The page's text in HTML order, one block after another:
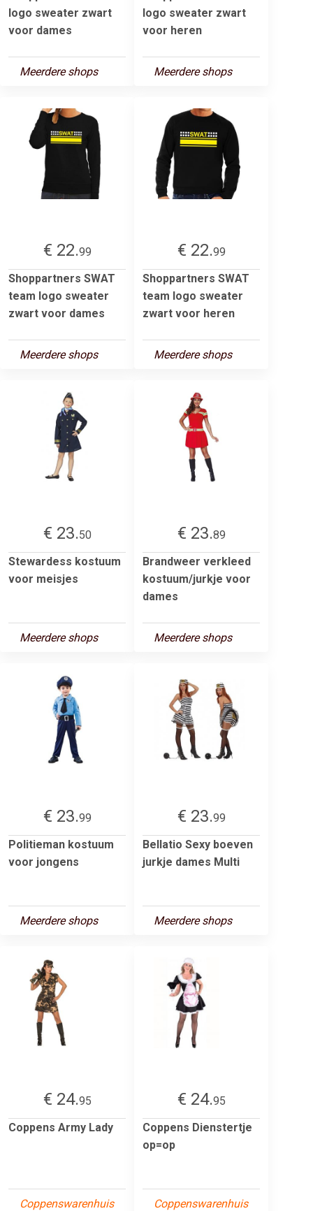
logo sweater zwart
voor dames
Meerdere shops
logo sweater zwart
voor heren
Meerdere shops
€ 22.99
Shoppartners SWAT
team logo sweater
zwart voor dames
Meerdere shops
€ 22.99
Shoppartners SWAT
team logo sweater
zwart voor heren
Meerdere shops
€ 23.50
Stewardess kostuum
voor meisjes
Meerdere shops
€ 23.89
Brandweer verkleed
kostuum/jurkje voor
dames
Meerdere shops
€ 23.99
Politieman kostuum
voor jongens
Meerdere shops
€ 23.99
Bellatio Sexy boeven
jurkje dames Multi
Meerdere shops
€ 24.95
Coppens Army Lady
Coppenswarenhuis
€ 24.95
Coppens Dienstertje
op=op
Coppenswarenhuis